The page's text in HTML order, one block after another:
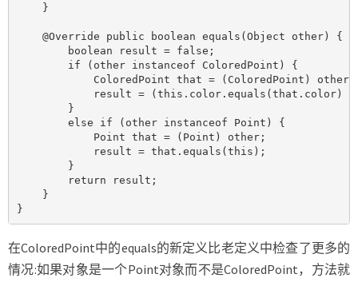
    }
    @Override public boolean equals(Object other) {
        boolean result = false;
        if (other instanceof ColoredPoint) {
            ColoredPoint that = (ColoredPoint) other;
result = (this.color.equals(that.color)
        }
        else if (other instanceof Point) {
            Point that = (Point) other;
            result = that.equals(this);
        }
        return result;
    }
}
在ColoredPoint中的equals的新定义比老定义中检查了更多的
情况:如果对象是一个Point对象而不是ColoredPoint，方法就